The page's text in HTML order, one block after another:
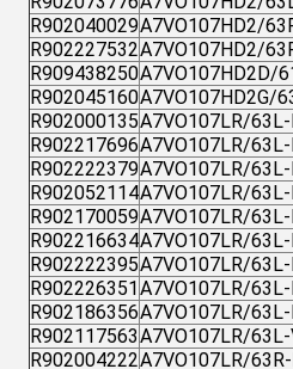
R902040029A7VO107HD2/
R902227532A7VO107HD2/
R909438250A7VO107HD2D/
R902045160A7VO107HD2G/
R902000135A7VO107LR/
R902217696A7VO107LR/
R902222379A7VO107LR/
R902052114A7VO107LR/63L-
R902170059A7VO107LR/
R902216634A7VO107LR/
R902222395A7VO107LR/
R902226351A7VO107LR/
R902186356A7VO107LR/
R902117563A7VO107LR/63L-
R902004222A7VO107LR/